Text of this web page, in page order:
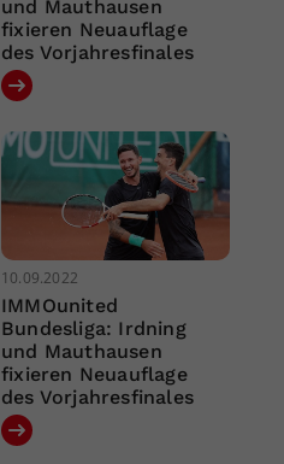
und Mauthausen
fixieren Neuauflage
des Vorjahresfinales
10.09.2022
IMMOunited
Bundesliga: Irdning
und Mauthausen
fixieren Neuauflage
des Vorjahresfinales